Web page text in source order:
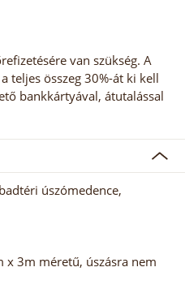
van szükség. A
teljes összeg 30%-át ki kell
bankkártyával, átutalással
úszómedence,
x 3m méretű, úszásra nem